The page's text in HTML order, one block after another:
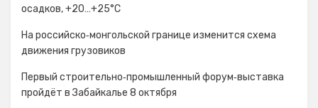
осадков, +20…+25°C
На российско‑монгольской границе изменится схема
движения грузовиков
Первый строительно‑промышленный форум‑выставка
пройдёт в Забайкалье 8 октября